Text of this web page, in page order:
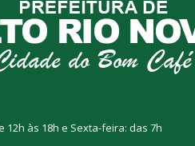
12h às 18h e Sexta-feira: das 7h